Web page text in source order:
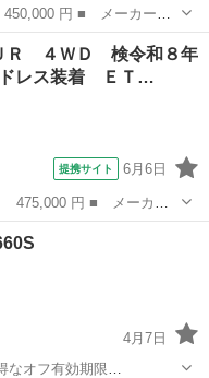
名： Ｘ ＦＯＵＲ プ
オーディオ 社外アルミ
Ｒ ４ＷＤ 検令和８年
レス装着 ＥＴ…
提携サイト 6月6日
名： Ｓ ＦＯＵＲ ４
装着 ＥＴＣ ドラレ
4月7日
なオフ有効期限